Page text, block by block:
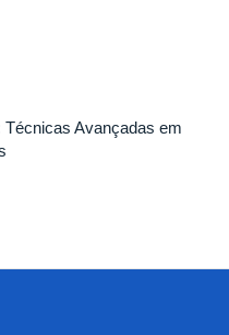
Avançadas em